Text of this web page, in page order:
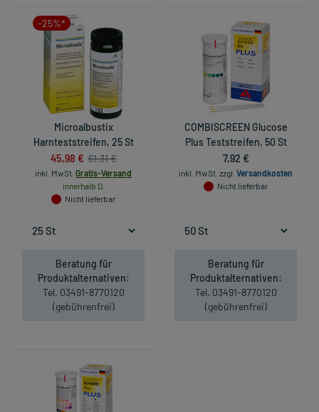
-25%*
Microalbustix
Harnteststreifen, 25 St
45,98 € 61,31 €
inkl. MwSt. Gratis-Versand
innerhalb D.
Nicht lieferbar
Beratung für
Produktalternativen:
Tel. 03491-8770120
(gebührenfrei)
COMBISCREEN Glucose
Plus Teststreifen, 50 St
7,92 €
inkl. MwSt. zzgl. Versandkosten
Nicht lieferbar
Beratung für
Produktalternativen:
Tel. 03491-8770120
(gebührenfrei)